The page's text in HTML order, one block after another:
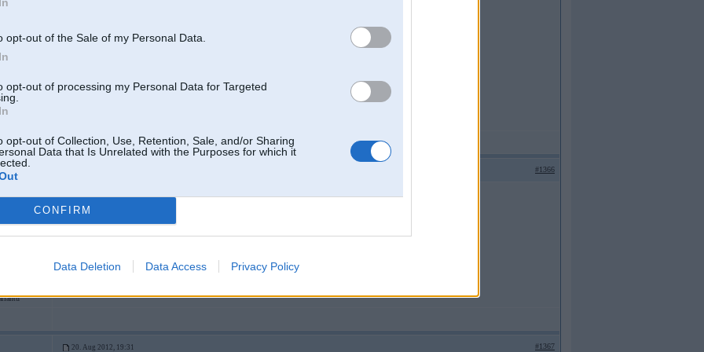
opt-out of the Sale of my Personal Data.
opt-out of processing my Personal Data for Targeted
opt-out of Collection, Use, Retention, Sale, and/or Sharing
Data that Is Unrelated with the Purposes for which it
CONFIRM
Data Deletion Data Access Privacy Policy
#1366
Ja garšas īpašības nemainās, tad tolks vītināt? Vai arī tu gribēji teikt, ka uzturvērtība nemainās?
20. Aug 2012, 19:31 #1367